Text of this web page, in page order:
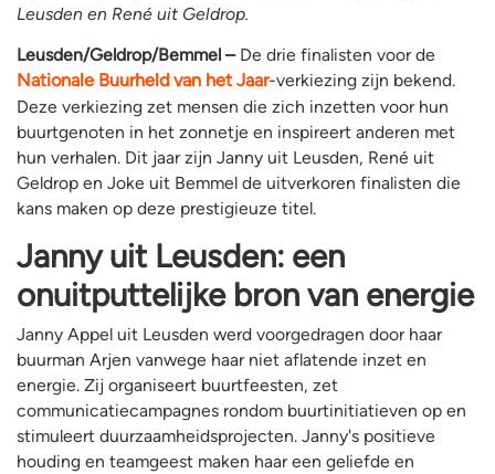
Leusden en René uit Geldrop.
Leusden/Geldrop/Bemmel –De drie finalisten voor de
Nationale Buurheld van het Jaar-verkiezing zijn bekend.
Deze verkiezing zet mensen die zich inzetten voor hun
buurtgenoten in het zonnetje en inspireert anderen met
hun verhalen. Dit jaar zijn Janny uit Leusden, René uit
Geldrop en Joke uit Bemmel de uitverkoren finalisten die
kans maken op deze prestigieuze titel.
Janny uit Leusden: een
onuitputtelijke bron van energie
Janny Appel uit Leusden werd voorgedragen door haar
buurman Arjen vanwege haar niet aflatende inzet en
energie. Zij organiseert buurtfeesten, zet
communicatiecampagnes rondom buurtinitiatieven op en
stimuleert duurzaamheidsprojecten. Janny's positieve
houding en teamgeest maken haar een geliefde en